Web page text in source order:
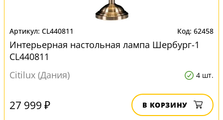
CL440811 62458
Интерьерная настольная лампа Шербург-1
CL440811
Citilux (Дания)
4 шт.
27 999 ₽ В КОРЗИНУ